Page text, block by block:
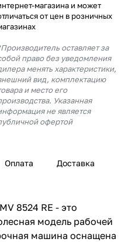
магазина и может
от цен в розничных
оставляет за
право без уведомления
менять характеристики,
вид, комплектацию
и место его
Указанная
не является
офертой
Оплата Доставка
8524 RE - это
модель рабочей
машина оснащена
карты